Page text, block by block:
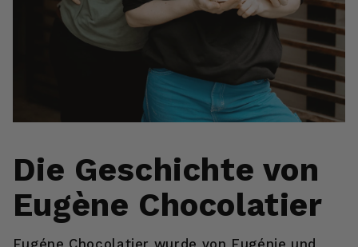
Die Geschichte von
Eugène Chocolatier